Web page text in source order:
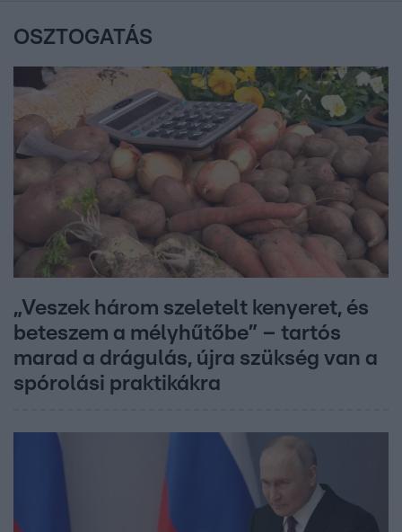
OSZTOGATÁS
„Veszek három szeletelt kenyeret, és
beteszem a mélyhűtőbe” – tartós
marad a drágulás, újra szükség van a
spórolási praktikákra